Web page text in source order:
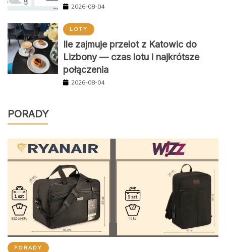
2026-08-04
LOTY
Ile zajmuje przelot z Katowic do
Lizbony — czas lotu i najkrótsze
połączenia
2026-08-04
PORADY
PORADY